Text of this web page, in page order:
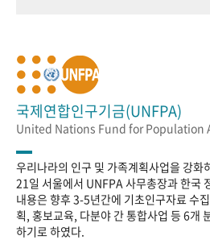
국제연합인구기금(UNFPA)
United Nations Fund for Population
우리나라의 인구 및 가족계획사업을 강화
21일 서울에서 UNFPA 사무총장과 한국
내용은 향후 3-5년간에 기초인구자료 수
획, 홍보교육, 다분야 간 통합사업 등 6개
하기로 하였다.